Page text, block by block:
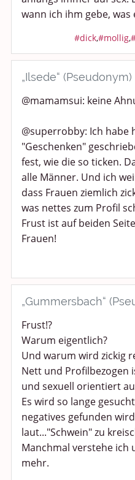
wann ich ihm gebe, was
#dick,#mollig,
„Ilsede“ (Pseudonym)
@mamamsui: keine
@superrobby: Ich habe
"Geschenken"
fest, wie die so ticken.
alle Männer. Und ich
dass Frauen ziemlich
was nettes zum Profil
Frust ist auf beiden
Frauen!
„Gummersbach“
Frust!?
Warum eigentlich?
Und warum wird zickig
Nett und Profilbezogen
und sexuell orientiert
Es wird so lange
negatives gefunden
laut..."Schwein" zu
Manchmal verstehe ich
mehr.